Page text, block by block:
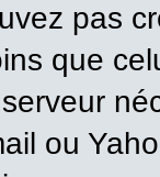
pas
que
ou